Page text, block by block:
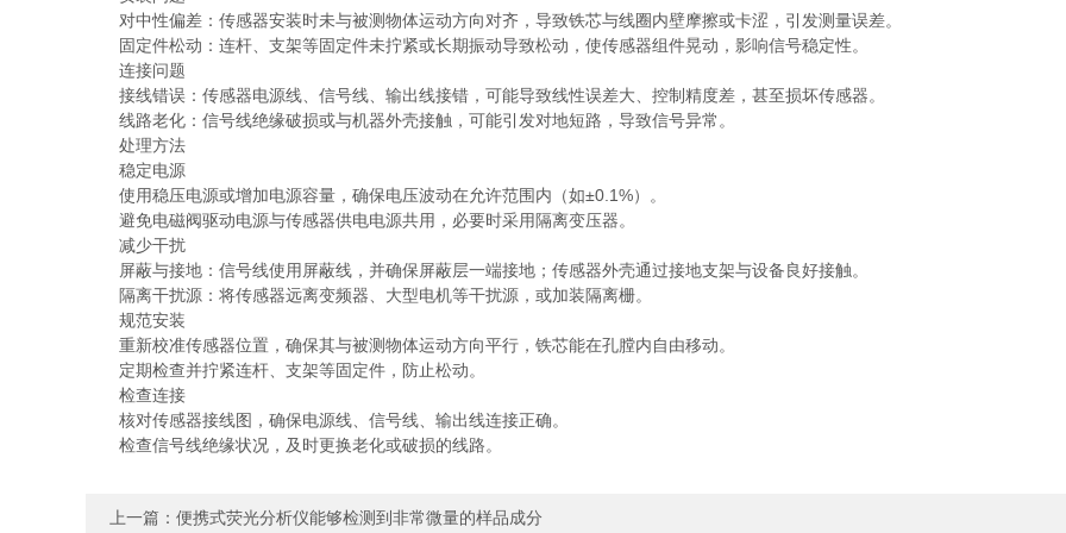
对中性偏差：传感器安装时未与被测物体运动方向对齐，导致铁芯与线圈内壁摩擦或卡涩，引发测量误差。
固定件松动：连杆、支架等固定件未拧紧或长期振动导致松动，使传感器组件晃动，影响信号稳定性。
连接问题
接线错误：传感器电源线、信号线、输出线接错，可能导致线性误差大、控制精度差，甚至损坏传感器。
线路老化：信号线绝缘破损或与机器外壳接触，可能引发对地短路，导致信号异常。
处理方法
稳定电源
使用稳压电源或增加电源容量，确保电压波动在允许范围内（如±0.1%）。
避免电磁阀驱动电源与传感器供电电源共用，必要时采用隔离变压器。
减少干扰
屏蔽与接地：信号线使用屏蔽线，并确保屏蔽层一端接地；传感器外壳通过接地支架与设备良好接触。
隔离干扰源：将传感器远离变频器、大型电机等干扰源，或加装隔离栅。
规范安装
重新校准传感器位置，确保其与被测物体运动方向平行，铁芯能在孔膛内自由移动。
定期检查并拧紧连杆、支架等固定件，防止松动。
检查连接
核对传感器接线图，确保电源线、信号线、输出线连接正确。
检查信号线绝缘状况，及时更换老化或破损的线路。
上一篇： 便携式荧光分析仪能够检测到非常微量的样品成分